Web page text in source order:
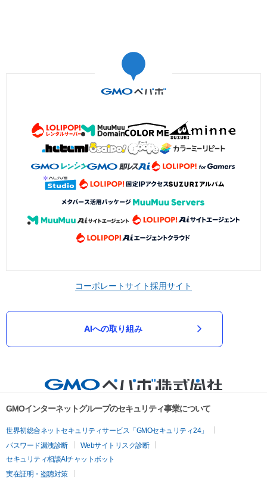
コーポレートサイト採用サイト
AIへの取り組み
GMOインターネットグループのセキュリティ事業について
世界初総合ネットセキュリティサービス「GMOセキュリティ24」
パスワード漏洩診断
Webサイトリスク診断
セキュリティ相談AIチャットボット
実在証明・盗聴対策